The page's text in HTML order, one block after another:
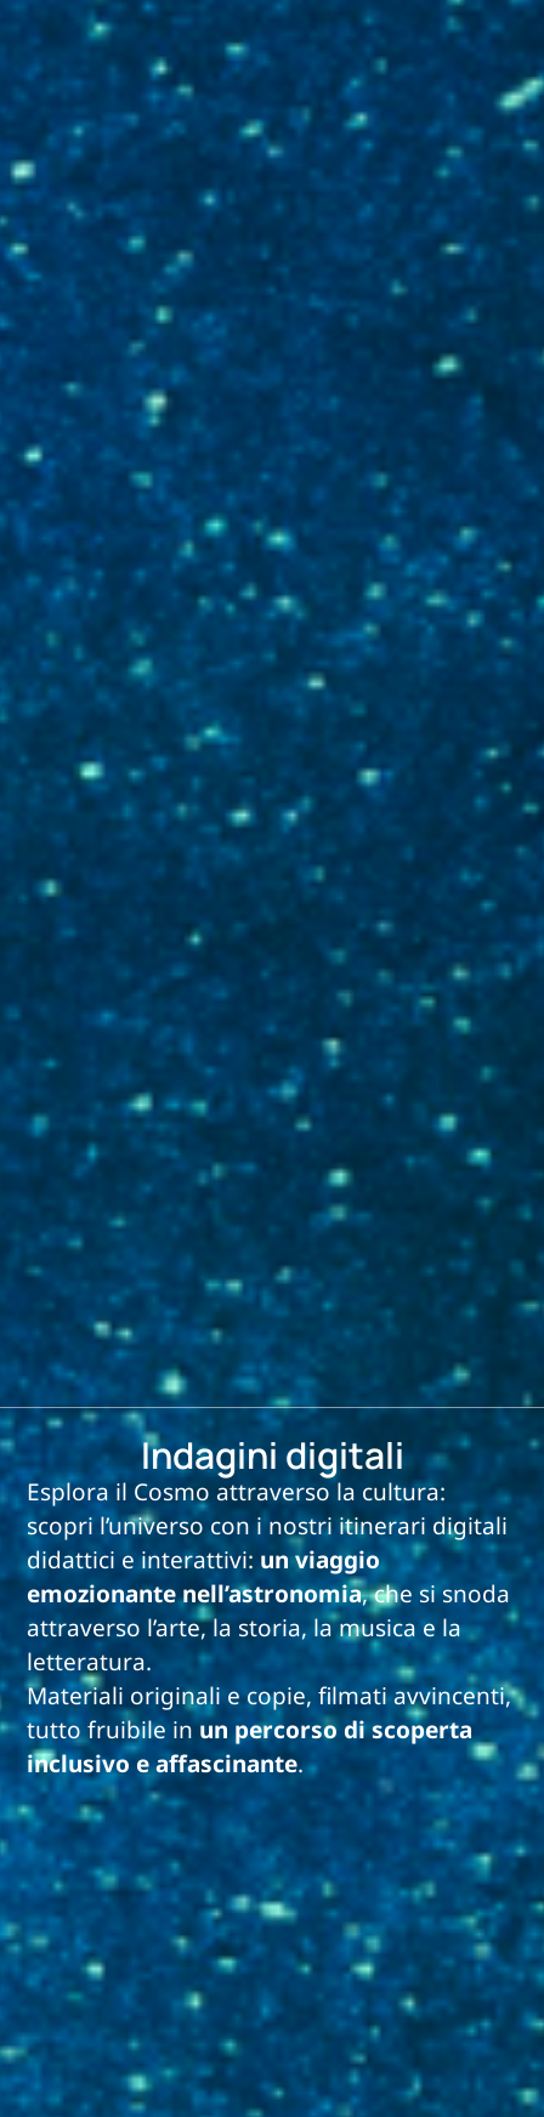
Indagini digitali
Esplora il Cosmo attraverso la cultura:
scopri l’universo con i nostri itinerari digitali
didattici e interattivi: un viaggio
emozionante nell’astronomia, che si snoda
attraverso l’arte, la storia, la musica e la
letteratura.
Materiali originali e copie, filmati avvincenti,
tutto fruibile inun percorso di scoperta
inclusivo e affascinante.